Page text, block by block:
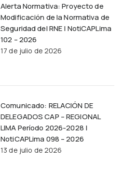
Alerta Normativa: Proyecto de
Modificación de la Normativa de
Seguridad del RNE | NotiCAPLima
102 – 2026
17 de julio de 2026
Comunicado: RELACIÓN DE
DELEGADOS CAP – REGIONAL
LIMA Período 2026-2028 |
NotiCAPLima 098 – 2026
13 de julio de 2026